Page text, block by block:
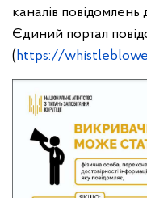
каналів повідомлень
Єдиний портал
(https://